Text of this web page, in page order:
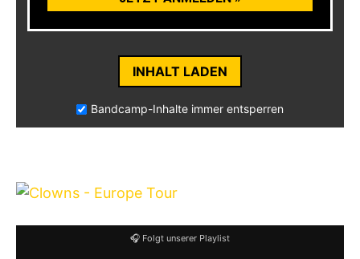
INHALT LADEN
Bandcamp-Inhalte immer entsperren
🎧 Folgt unserer Playlist